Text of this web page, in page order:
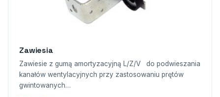
Zawiesia
Zawiesie z gumą amortyzacyjną L/Z/V do podwieszania
kanałów wentylacyjnych przy zastosowaniu prętów
gwintowanych…